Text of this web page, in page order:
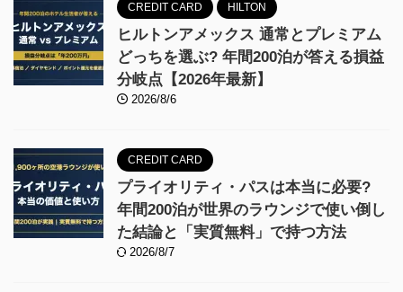
CREDIT CARD HILTON
ヒルトンアメックス 通常とプレミアム
どっちを選ぶ? 年間200泊が答える損益
分岐点【2026年最新】
2026/8/6
CREDIT CARD
プライオリティ・パスは本当に必要?
年間200泊が世界のラウンジで使い倒し
た結論と「実質無料」で持つ方法
2026/8/7